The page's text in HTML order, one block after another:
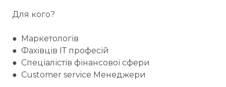
Для кого?
● Маркетологів
● Фахівців ІТ професій
● Спеціалістів фінансової сфери
● Customer service Менеджери